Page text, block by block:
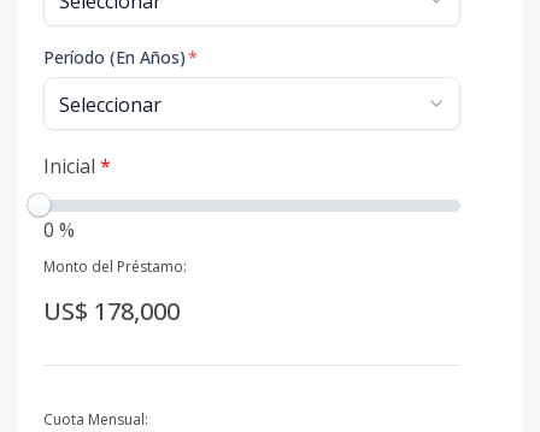
Período (En Años)*
Inicial *
0 %
Monto del Préstamo:
US$ 178,000
Cuota Mensual: